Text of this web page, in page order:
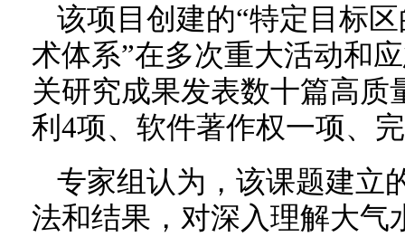
该项目创建的“特定目标
术体系”在多次重大活动和
关研究成果发表数十篇高质
利4项、软件著作权一项、
专家组认为，该课题建立
法和结果，对深入理解大气